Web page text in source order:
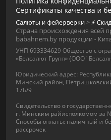
Сертификаты качества и
Салюты и фейерверки> ⚡️
Страна происхождения всей
babahnem.by продукции -
УНП 693334629 Общество с
«Белсалют Групп» (ООО
Юридический адрес:
Минский район,
17Б/9
Свидетельство о
г. Минским райисполкомом за
Способы оплаты: наличный и
рассрочек